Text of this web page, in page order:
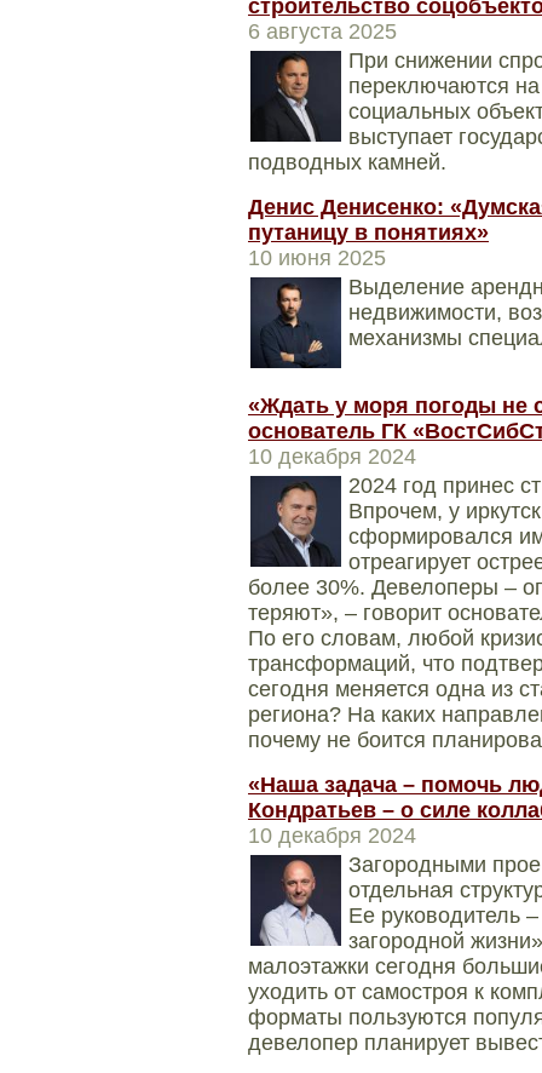
строительство
6 августа 2025
При снижении
переключаются на
социальных
выступает
подводных камней.
Денис Денисенко:
путаницу в понятиях»
10 июня 2025
Выделение
недвижимости,
механизмы
«Ждать у моря погоды не
основатель ГК
10 декабря 2024
2024 год принес
Впрочем, у
сформировался
отреагирует
более 30%. Девелоперы –
теряют», – говорит
По его словам, любой
трансформаций, что
сегодня меняется одна из
региона? На каких
почему не боится
«Наша задача – помочь
Кондратьев – о силе
10 декабря 2024
Загородными
отдельная
Ее руководитель
загородной
малоэтажки сегодня
уходить от самостроя к
форматы пользуются
девелопер планирует